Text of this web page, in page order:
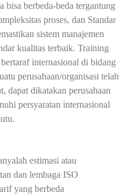
bisa berbeda-beda tergantung
proses, dan Standar
sistem manajemen
kualitas terbaik. Training
internasional di bidang
perusahaan/organisasi telah
dapat dikatakan perusahaan
persyaratan internasional
estimasi atau
dan lembaga ISO
yang berbeda